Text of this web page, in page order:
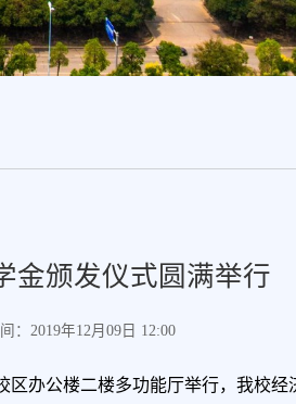
金颁发仪式圆满举行
：2019年12月09日 12:00
区办公楼二楼多功能厅举行，我校